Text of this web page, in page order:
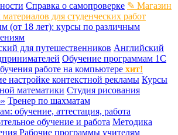
Справка о самопроверке ✎ Магазин
для студенческих работ
(от 18 лет): курсы по различным
для путешественников Английский
Обучение программам 1С
работе на компьютере хит!
настройке контекстной рекламы Курсы
математики Студия рисования
Тренер по шахматам
обучение, аттестация, работа
обучение и работа Методика
Рабочие программы учителям